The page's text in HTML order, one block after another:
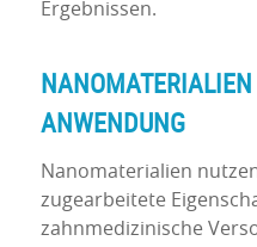
Ergebnissen.
ANWENDUNG
Nanomaterialien
zugearbeitete
zahnmedizinische